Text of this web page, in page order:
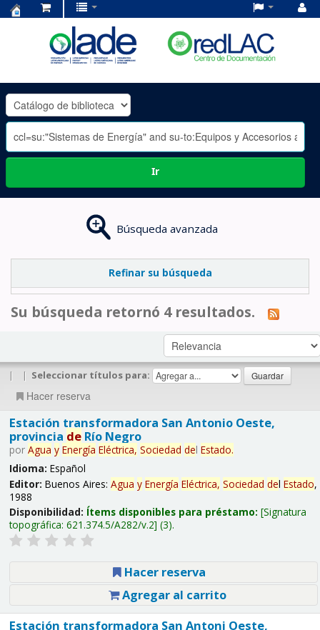
OLADE
-
Ir
Búsqueda avanzada
Refinar su búsqueda
Su búsqueda retornó 4 resultados.
| | Seleccionar títulos para:
Hacer reserva
Estación transformadora San Antonio Oeste,
provincia deRío Negro
por Agua y Energía Eléctrica, Sociedad del Estado.
Idioma: Español
Editor: Buenos Aires: Agua y Energía Eléctrica, Sociedad del Estado,
1988
Disponibilidad: Ítems disponibles para préstamo: Signatura
topográfica: 621.374.5/A282/v.2 (3).
Hacer reserva
Agregar al carrito
Estación transformadora San Antoni Oeste,